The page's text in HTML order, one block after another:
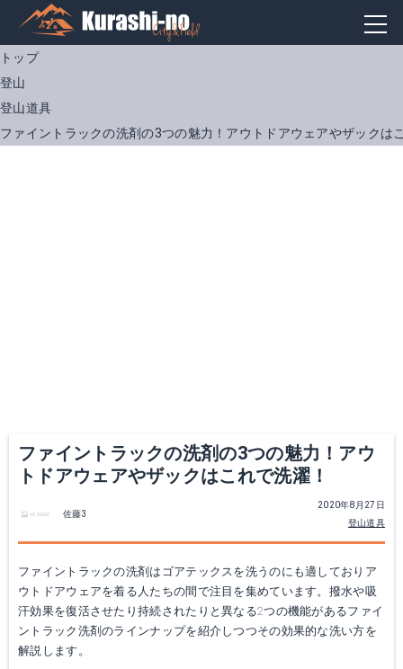
トップ
登山
登山道具
ファイントラックの洗剤の3つの魅力！アウトドアウェアやザックは
ファイントラックの洗剤の3つの魅力！アウ
トドアウェアやザックはこれで洗濯！
2020年8月27日
登山道具
佐藤3
ファイントラックの洗剤はゴアテックスを洗うのにも適しておりア
ウトドアウェアを着る人たちの間で注目を集めています。撥水や吸
汗効果を復活させたり持続されたりと異なる2つの機能があるファイ
ントラック洗剤のラインナップを紹介しつつその効果的な洗い方を
解説します。